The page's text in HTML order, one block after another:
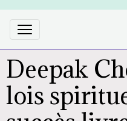
Deepak
lois